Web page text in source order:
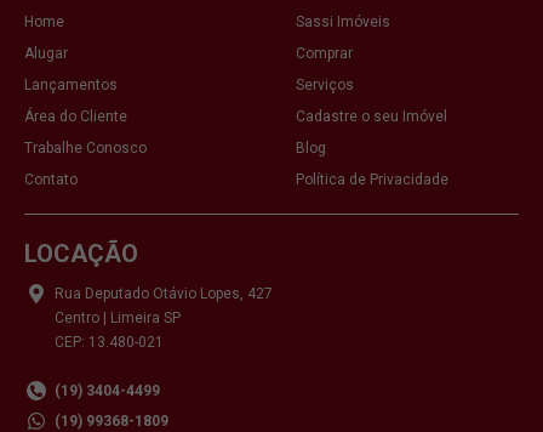
Home
Sassi Imóveis
Alugar
Comprar
Lançamentos
Serviços
Área do Cliente
Cadastre o seu Imóvel
Trabalhe Conosco
Blog
Contato
Política de Privacidade
LOCAÇÃO
Rua Deputado Otávio Lopes, 427
Centro | Limeira SP
CEP: 13.480-021
(19) 3404-4499
(19) 99368-1809